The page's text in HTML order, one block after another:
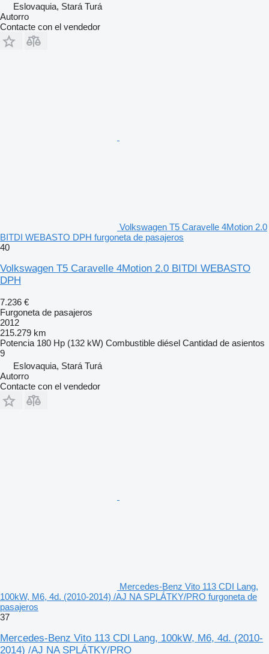
Eslovaquia, Stará Turá
Autorro
Contacte con el vendedor
Volkswagen T5 Caravelle 4Motion 2.0
BITDI WEBASTO DPH furgoneta de pasajeros
40
Volkswagen T5 Caravelle 4Motion 2.0 BITDI WEBASTO
DPH
7.236 €
Furgoneta de pasajeros
2012
215.279 km
Potencia 180 Hp (132 kW) Combustible diésel Cantidad de asientos
9
Eslovaquia, Stará Turá
Autorro
Contacte con el vendedor
Mercedes-Benz Vito 113 CDI Lang,
100kW, M6, 4d. (2010-2014) /AJ NA SPLÁTKY/PRO furgoneta de
pasajeros
37
Mercedes-Benz Vito 113 CDI Lang, 100kW, M6, 4d. (2010-
2014) /AJ NA SPLÁTKY/PRO